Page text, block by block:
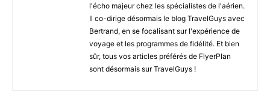
l'écho majeur chez les spécialistes de l'aérien.
Il co-dirige désormais le blog TravelGuys avec
Bertrand, en se focalisant sur l'expérience de
voyage et les programmes de fidélité. Et bien
sûr, tous vos articles préférés de FlyerPlan
sont désormais sur TravelGuys !